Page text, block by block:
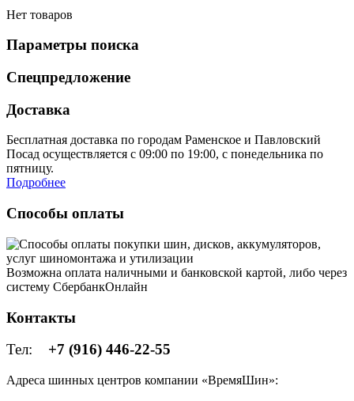
Нет товаров
Параметры поиска
Спецпредложение
Доставка
Бесплатная доставка по городам Раменское и Павловский
Посад осуществляется с 09:00 по 19:00, с понедельника по
пятницу.
Подробнее
Способы оплаты
Возможна оплата наличными и банковской картой, либо через
систему СбербанкОнлайн
Контакты
Тел: +7 (916) 446-22-55
Адреса шинных центров компании «ВремяШин»: